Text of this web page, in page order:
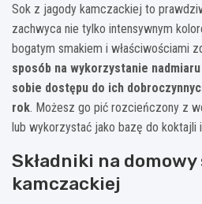
Sok z jagody kamczackiej to
zachwyca nie tylko intensywnym
bogatym smakiem i właściwościami
sposób na wykorzystanie
sobie dostępu do ich
rok. Możesz go pić rozcieńczony z
lub wykorzystać jako bazę do koktajli
Składniki na domowy
kamczackiej